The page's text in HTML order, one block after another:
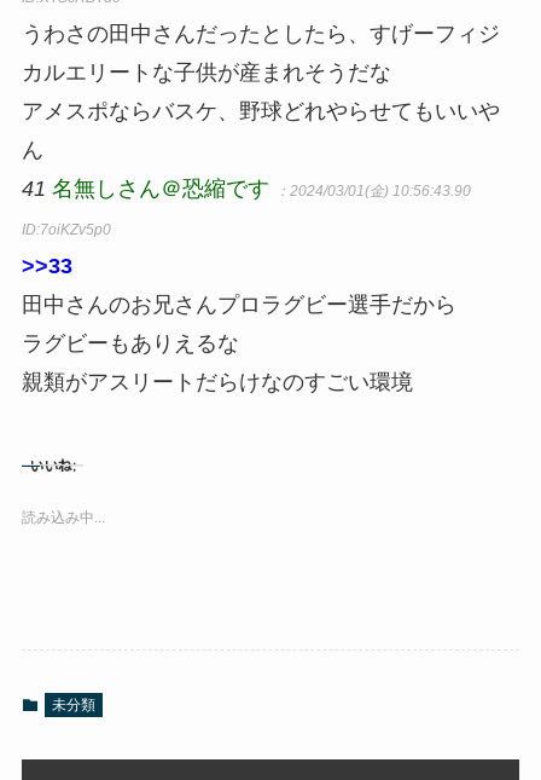
うわさの田中さんだったとしたら、すげーフィジ
カルエリートな子供が産まれそうだな
アメスポならバスケ、野球どれやらせてもいいや
ん
41 名無しさん＠恐縮です ：2024/03/01(金) 10:56:43.90
ID:7oiKZv5p0
>>33
田中さんのお兄さんプロラグビー選手だから
ラグビーもありえるな
親類がアスリートだらけなのすごい環境
いいね:
読み込み中...
未分類